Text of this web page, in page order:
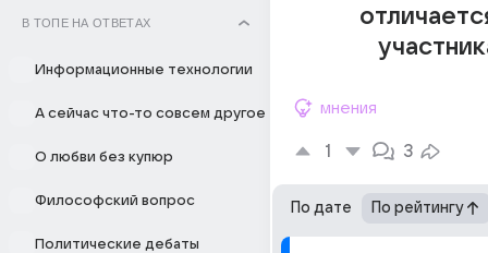
В ТОПЕ НА ОТВЕТАХ
Информационные технологии
А сейчас что-то совсем другое
О любви без купюр
Философский вопрос
Политические дебаты
мнения
1 3
По дате По рейтингу